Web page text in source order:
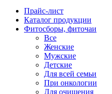
Прайс-лист
Каталог продукции
Фитосборы, фиточаи
Все
Женские
Мужские
Детские
Для всей семьи
При онкологии
Для очищения